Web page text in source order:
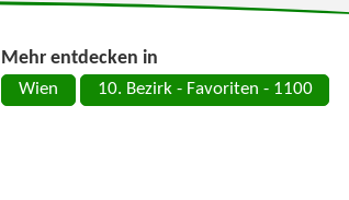
Mehr entdecken in
Wien 10. Bezirk - Favoriten - 1100